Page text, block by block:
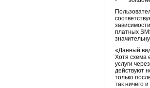
платных
«Данный
Хотя схема
услуги
действуют
только
так ничего